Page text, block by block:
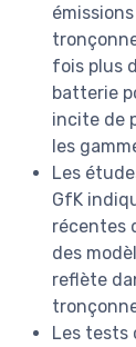
fois plus
batterie
incite de
les
Les
GfK
récentes
des
reflète
Les tests